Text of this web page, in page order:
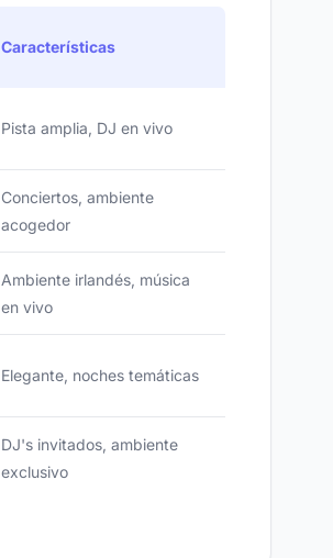
Características
Pista amplia, DJ en vivo
Conciertos, ambiente
acogedor
Ambiente irlandés, música
en vivo
Elegante, noches temáticas
DJ's invitados, ambiente
exclusivo